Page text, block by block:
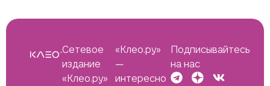
Сетевое
издание
«Клео.ру»
«Клео.ру»
—
интересно
Подписывайтесь
на нас